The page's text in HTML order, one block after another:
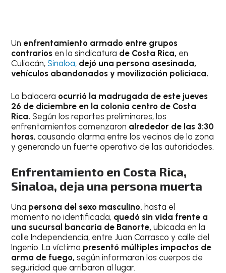
Un enfrentamiento armado entre grupos
contrarios en la sindicatura de Costa Rica, en
Culiacán,Sinaloa, dejó una persona asesinada,
vehículos abandonados y movilización policiaca.
La balacera ocurrió la madrugada de este jueves
26 de diciembre en la colonia centro de Costa
Rica.Según los reportes preliminares, los
enfrentamientos comenzaron alrededor de las 3:30
horas, causando alarma entre los vecinos de la zona
y generando un fuerte operativo de las autoridades.
Enfrentamiento en Costa Rica,
Sinaloa, deja una persona muerta
Una persona del sexo masculino, hasta el
momento no identificada, quedó sin vida frente a
una sucursal bancaria de Banorte, ubicada en la
calle Independencia, entre Juan Carrasco y calle del
Ingenio. La víctima presentó múltiples impactos de
arma de fuego,según informaron los cuerpos de
seguridad que arribaron al lugar.